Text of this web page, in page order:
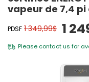
vapeur de 7,4 pi
PDSF 1 349,99$ 1
Please contact us for